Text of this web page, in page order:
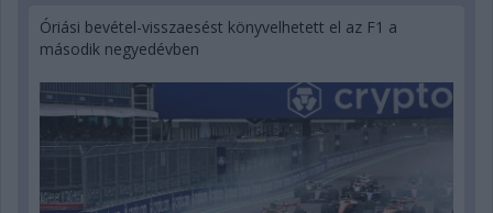
Óriási bevétel-visszaesést könyvelhetett el az F1 a
második negyedévben